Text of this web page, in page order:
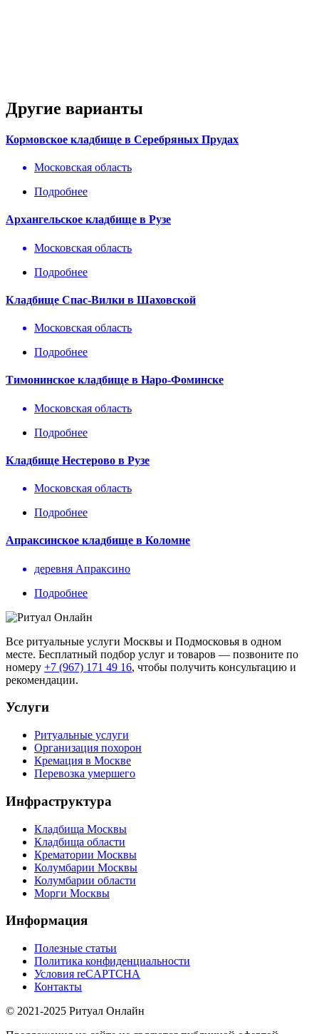
Другие варианты
Кормовское кладбище в Серебряных Прудах
Московская область
Подробнее
Архангельское кладбище в Рузе
Московская область
Подробнее
Кладбище Спас-Вилки в Шаховской
Московская область
Подробнее
Тимонинское кладбище в Наро-Фоминске
Московская область
Подробнее
Кладбище Нестерово в Рузе
Московская область
Подробнее
Апраксинское кладбище в Коломне
деревня Апраксино
Подробнее
Все ритуальные услуги Москвы и Подмосковья в одном
месте. Бесплатный подбор услуг и товаров — позвоните по
номеру +7 (967) 171 49 16, чтобы получить консультацию и
рекомендации.
Услуги
Ритуальные услуги
Организация похорон
Кремация в Москве
Перевозка умершего
Инфраструктура
Кладбища Москвы
Кладбища области
Крематории Москвы
Колумбарии Москвы
Колумбарии области
Морги Москвы
Информация
Полезные статьи
Политика конфиденциальности
Условия reCAPTCHA
Контакты
© 2021-2025 Ритуал Онлайн